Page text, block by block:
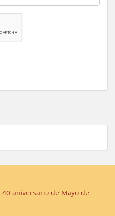
40 aniversario de Mayo de